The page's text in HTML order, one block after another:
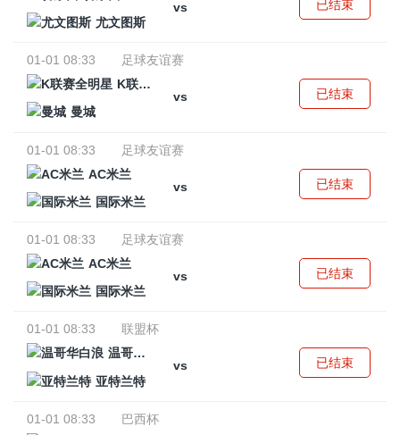
vs
尤文图斯
已结束
01-01 08:33
足球友谊赛
K联赛全明星
vs
曼城
已结束
01-01 08:33
足球友谊赛
AC米兰
vs
国际米兰
已结束
01-01 08:33
足球友谊赛
AC米兰
vs
国际米兰
已结束
01-01 08:33
联盟杯
温哥华白浪
vs
亚特兰特
已结束
01-01 08:33
巴西杯